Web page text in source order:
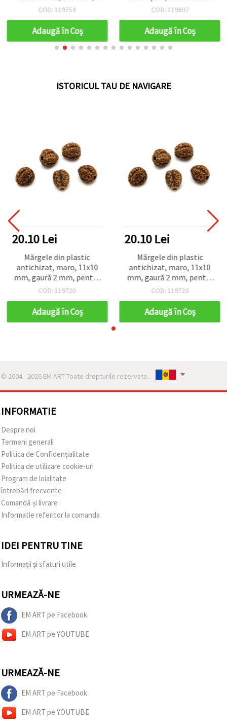
mm, maro, culoare lemn
bijuterii handmade
COD: 119754
Adaugă în Coş
maro - 50 g (~24 buc.)
COD: 119697
Adaugă în Coş
ISTORICUL TAU DE NAVIGARE
20.10 Lei
Mărgele din plastic
antichizat, maro, 11x10
mm, gaură 2 mm, pentru
confecționare bijuterii,
(~110 buc.)
COD: 119720
Adaugă în Coş
20.10 Lei
Mărgele din plastic
antichizat, maro, 11x10
mm, gaură 2 mm, pentru
confecționare bijuterii,
(~110 buc.)
COD: 119720
Adaugă în Coş
© 2004 - 2026 EM ART Toate drepturile rezervate..
INFORMATIE
Despre noi
Termeni generali
Politica de Confidențialitate
Politica de utilizare cookie-uri
Program de loialitate
întrebări frecvente
Comandă și livrare
Informatie referitor la comanda
IDEI PENTRU TINE
Informații și sfaturi utile
URMEAZĂ-NE
EM ART pe Facebook
EM ART pe YOUTUBE
URMEAZĂ-NE
EM ART pe Facebook
EM ART pe YOUTUBE